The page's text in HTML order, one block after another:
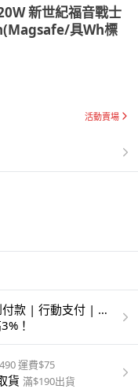
新世紀福音戰士
具Wh標
活動賣場
款 | 行動支付 | 超
！
運費$75
貨 滿$190出貨